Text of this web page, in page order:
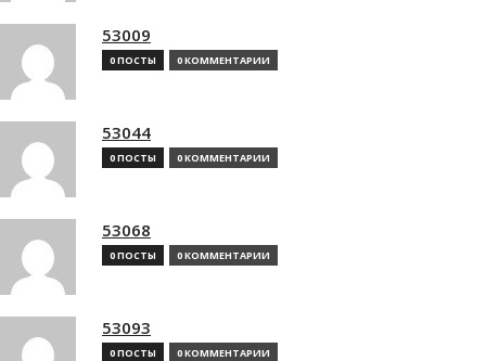
53009
0 ПОСТЫ 0 КОММЕНТАРИИ
53044
0 ПОСТЫ 0 КОММЕНТАРИИ
53068
0 ПОСТЫ 0 КОММЕНТАРИИ
53093
0 ПОСТЫ 0 КОММЕНТАРИИ